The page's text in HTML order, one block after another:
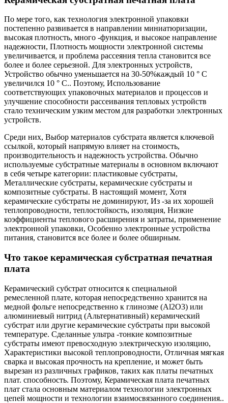
По мере того, как технология электронной упаковки
постепенно развивается в направлении миниатюризации,
высокая плотность, много -функция, и высокое направление
надежности, Плотность мощности электронной системы
увеличивается, и проблема рассеяния тепла становится все
более и более серьезной. Для электронных устройств,
Устройство обычно уменьшается на 30-50%каждый 10 ° C
увеличился 10 ° C.. Поэтому, Использование
соответствующих упаковочных материалов и процессов и
улучшение способности рассеивания тепловых устройств
стало техническим узким местом для разработки электронных
устройств.
Среди них, Выбор материалов субстрата является ключевой
ссылкой, который напрямую влияет на стоимость,
производительность и надежность устройства. Обычно
используемые субстратные материалы в основном включают
в себя четыре категории: пластиковые субстраты,
Металлические субстраты, керамические субстраты и
композитные субстраты. В настоящий момент, Хотя
керамические субстраты не доминируют, Из -за их хорошей
теплопроводности, теплостойкость, изоляция, Низкие
коэффициенты теплового расширения и затраты, применение
электронной упаковки, Особенно электронные устройства
питания, становится все более и более обширным.
Что такое керамическая субстратная печатная
плата
Керамический субстрат относится к специальной
ремесленной плате, которая непосредственно хранится на
медной фольге непосредственно к глинозме (Al2O3) или
алюминиевый нитрид (Альтернативный) керамический
субстрат или другие керамические субстраты при высокой
температуре. Сделанные ультра -тонкие композитные
субстраты имеют превосходную электрическую изоляцию,
Характеристики высокой теплопроводности, Отличная мягкая
сварка и высокая прочность на крепление, и может быть
вырезан из различных графиков, таких как платы печатных
плат. способность. Поэтому, Керамическая плата печатных
плат стала основным материалом технологии электронных
цепей мощности и технологии взаимосвязанного соединения..